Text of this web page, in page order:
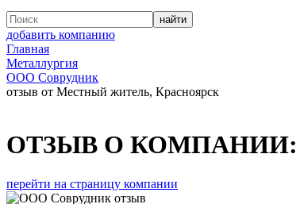
добавить компанию
Главная
Металлургия
ООО Соврудник
отзыв от Местный житель, Красноярск
ОТЗЫВ О КОМПАНИИ:
перейти на страницу компании